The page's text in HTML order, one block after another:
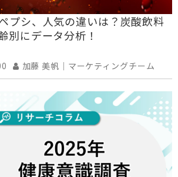
プシ、人気の違いは？炭酸飲料
別にデータ分析！
加藤 美帆｜マーケティングチーム